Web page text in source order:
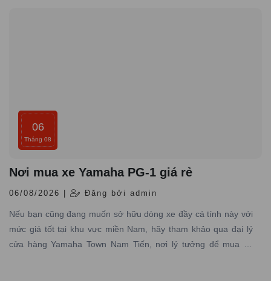
06
Tháng 08
Nơi mua xe Yamaha PG-1 giá rẻ
06/08/2026 | Đăng bởi admin
Nếu bạn cũng đang muốn sở hữu dòng xe đầy cá tính này với
mức giá tốt tại khu vực miền Nam, hãy tham khảo qua đại lý
cửa hàng Yamaha Town Nam Tiến, nơi lý tưởng để mua xe